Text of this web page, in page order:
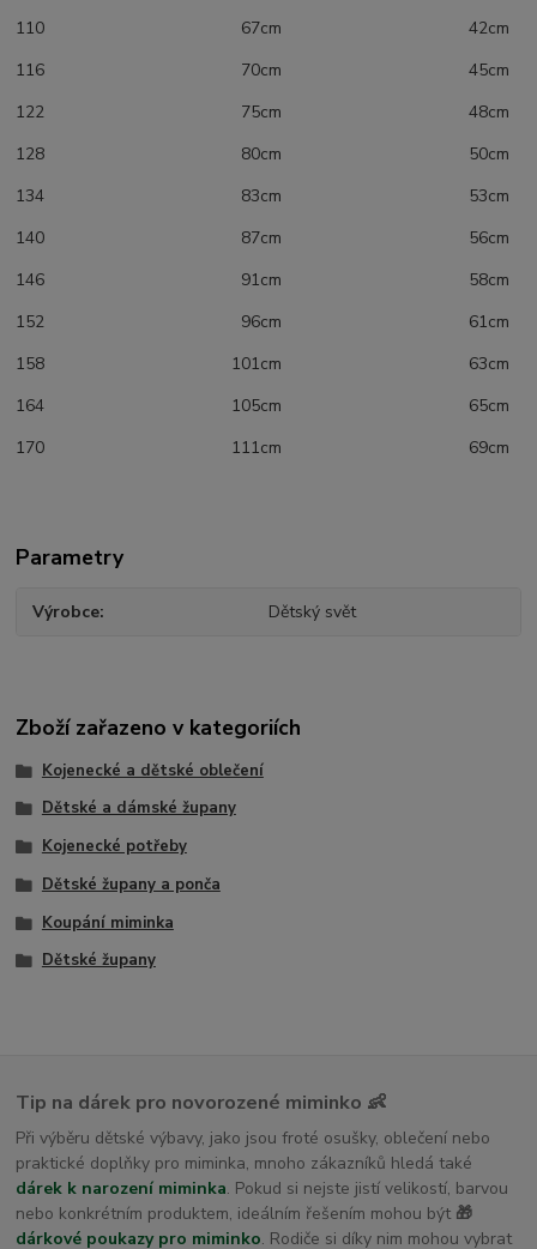
110 67cm 42cm
116 70cm 45cm
122 75cm 48cm
128 80cm 50cm
134 83cm 53cm
140 87cm 56cm
146 91cm 58cm
152 96cm 61cm
158 101cm 63cm
164 105cm 65cm
170 111cm 69cm
Parametry
Výrobce Dětský svět
Zboží zařazeno v kategoriích
Kojenecké a dětské oblečení
Dětské a dámské župany
Kojenecké potřeby
Dětské župany a ponča
Koupání miminka
Dětské župany
Tip na dárek pro novorozené miminko 👶
Při výběru dětské výbavy, jako jsou froté osušky, oblečení nebo
praktické doplňky pro miminka, mnoho zákazníků hledá také
dárek k narození miminka. Pokud si nejste jistí velikostí, barvou
nebo konkrétním produktem, ideálním řešením mohou být 🎁
dárkové poukazy pro miminko. Rodiče si díky nim mohou vybrat